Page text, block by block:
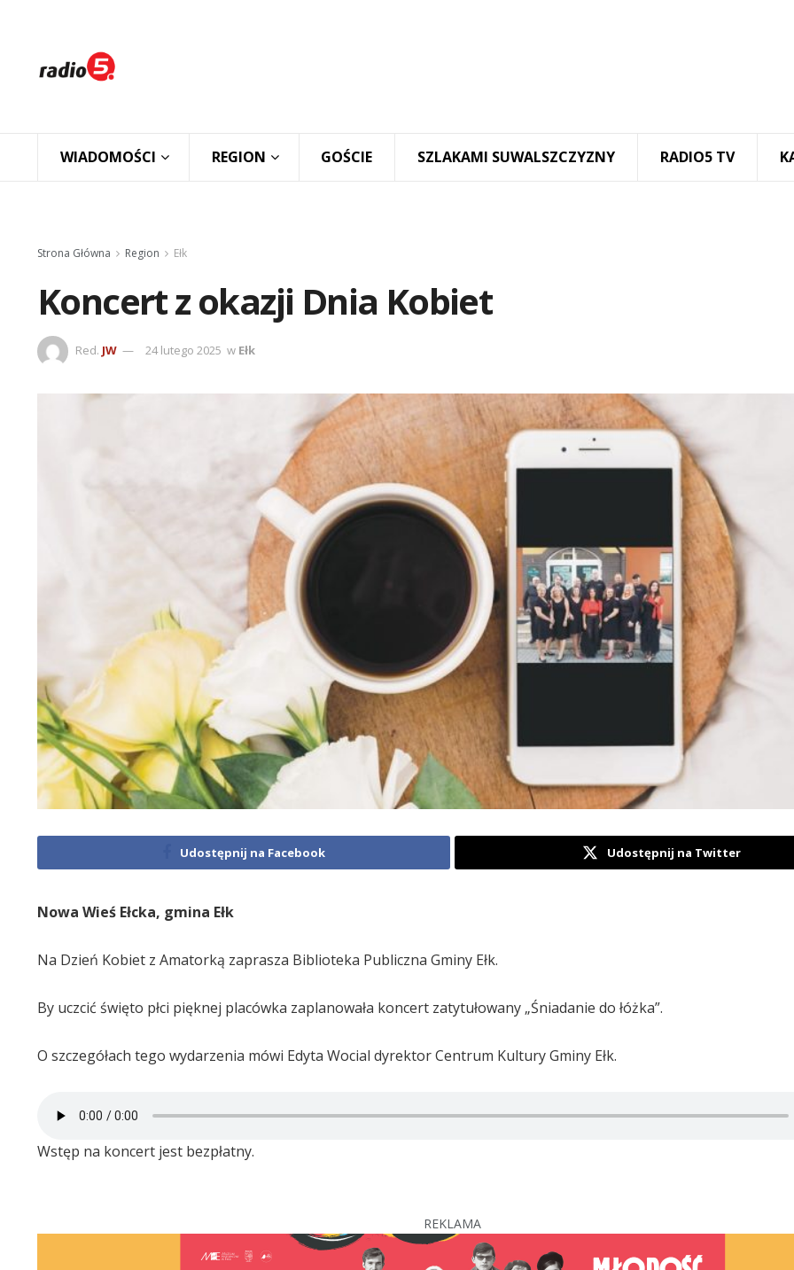
WIADOMOŚCI REGION GOŚCIE SZLAKAMI SUWALSZCZYZNY RADIO5 TV
Strona Główna Region Ełk
Koncert z okazji Dnia Kobiet
Red. JW 24 lutego 2025 w Ełk
Udostępnij na Facebook Udostępnij na Twitter
Nowa Wieś Ełcka, gmina Ełk
Na Dzień Kobiet z Amatorką zaprasza Biblioteka Publiczna Gminy Ełk.
By uczcić święto płci pięknej placówka zaplanowała koncert zatytułowany „Śniadanie do łóżka”.
O szczegółach tego wydarzenia mówi Edyta Wocial dyrektor Centrum Kultury Gminy Ełk.
Wstęp na koncert jest bezpłatny.
REKLAMA